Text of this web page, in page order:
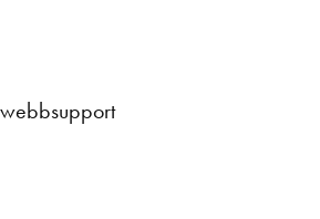
webbsupport